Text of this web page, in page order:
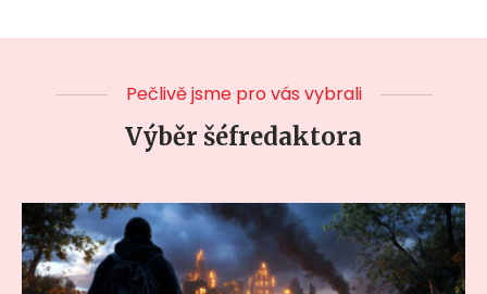
Pečlivě jsme pro vás vybrali
Výběr šéfredaktora